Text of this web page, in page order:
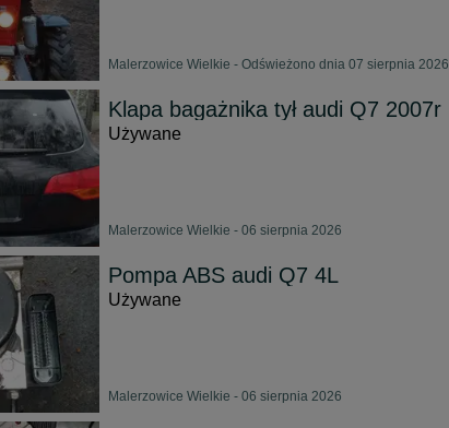
Malerzowice Wielkie - Odświeżono dnia 07 sierpnia 2026
Klapa bagażnika tył audi Q7 2007r
Używane
Malerzowice Wielkie - 06 sierpnia 2026
Pompa ABS audi Q7 4L
Używane
Malerzowice Wielkie - 06 sierpnia 2026